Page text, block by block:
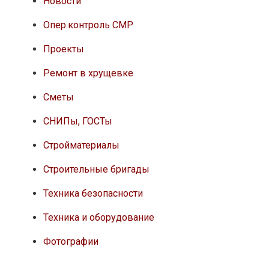
Опер.контроль СМР
Проекты
Ремонт в хрущевке
Сметы
СНИПы, ГОСТы
Стройматериалы
Строительные бригады
Техника безопасности
Техника и оборудование
Фотографии